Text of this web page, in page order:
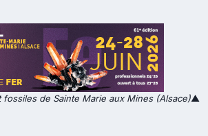
fossiles de Sainte Marie aux Mines (Alsace)▲